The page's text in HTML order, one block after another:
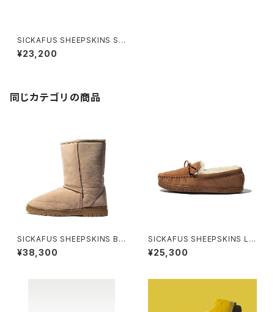
SICKAFUS SHEEPSKINS Sk
uffies Slippers
¥23,200
同じカテゴリの商品
SICKAFUS SHEEPSKINS BO
OT
¥38,300
SICKAFUS SHEEPSKINS La
ce Moccasins
¥25,300